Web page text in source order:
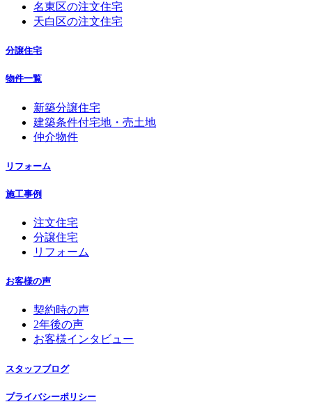
名東区の注文住宅
天白区の注文住宅
分譲住宅
物件一覧
新築分譲住宅
建築条件付宅地・売土地
仲介物件
リフォーム
施工事例
注文住宅
分譲住宅
リフォーム
お客様の声
契約時の声
2年後の声
お客様インタビュー
スタッフブログ
プライバシーポリシー